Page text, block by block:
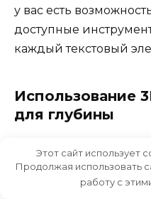
у вас есть
доступные
каждый текстовый
Использование
для глубины
Для придания вашим
глубины и объема
мощными 3D
Этот сайт использует
Продолжая использовать
работу с